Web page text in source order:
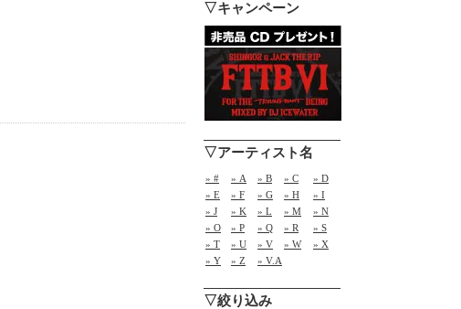
▽キャンペーン
▽アーティスト名
» # » A » B » C
» D
» E
» F » G » H
» I
» J
» K » L » M
» N
» O
» P » Q » R
» S
» T
» U » V » W
» X
» Y
» Z » V.A
▽絞り込み